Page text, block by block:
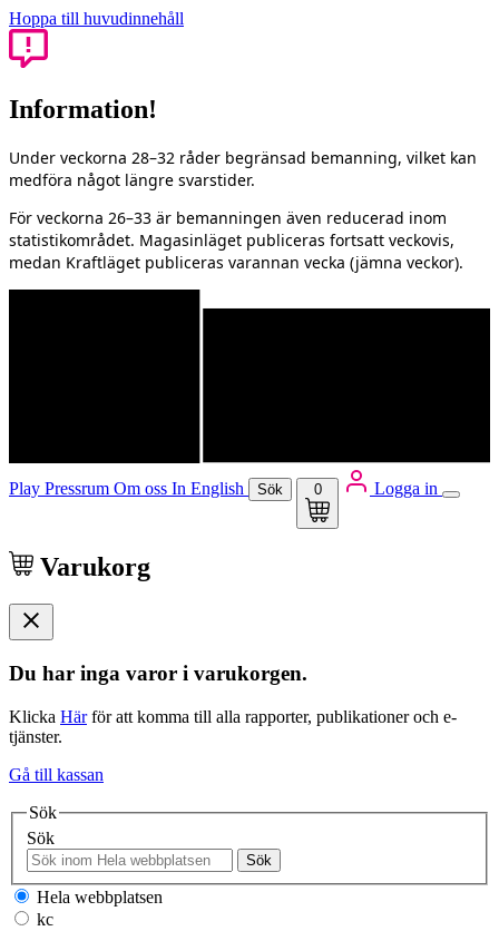
Hoppa till huvudinnehåll
Information!
Under veckorna 28–32 råder begränsad bemanning, vilket kan
medföra något längre svarstider.
För veckorna 26–33 är bemanningen även reducerad inom
statistikområdet. Magasinläget publiceras fortsatt veckovis,
medan Kraftläget publiceras varannan vecka (jämna veckor).
Play Pressrum Om oss In English Sök 0 Logga in
Varukorg
Du har inga varor i varukorgen.
Klicka Härför att komma till alla rapporter, publikationer och e-
tjänster.
Gå till kassan
Sök
Sök
Sök
Hela webbplatsen
kc